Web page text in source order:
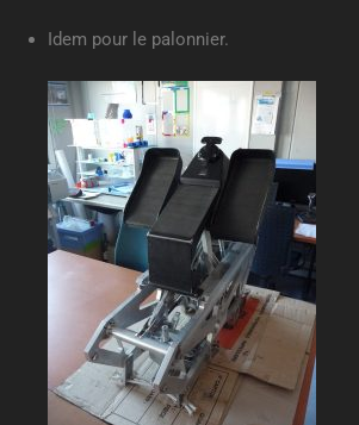
Idem pour le palonnier.